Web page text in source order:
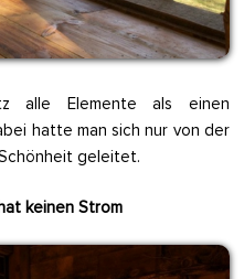
alle Elemente als einen
hatte man sich nur von der
geleitet.
keinen Strom